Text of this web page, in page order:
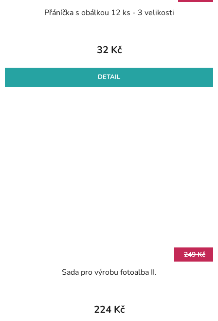
Přáníčka s obálkou 12 ks - 3 velikosti
32 Kč
DETAIL
249 Kč
Sada pro výrobu fotoalba II.
224 Kč